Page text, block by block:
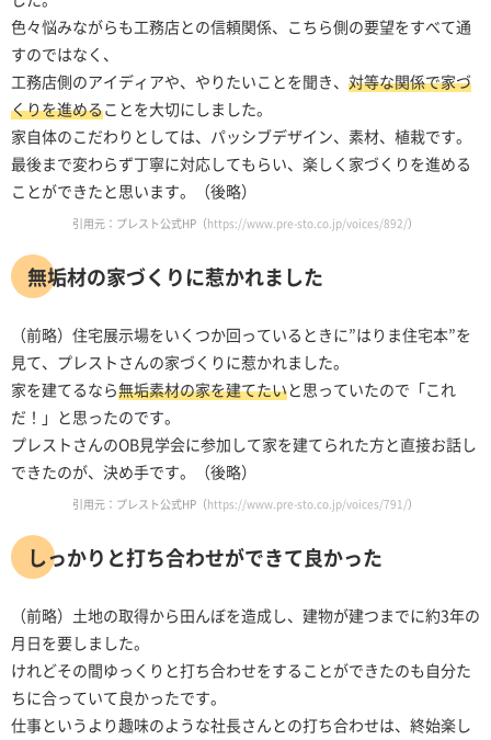
色々悩みながらも工務店との信頼関係、こちら側の要望をすべて通
すのではなく、
工務店側のアイディアや、やりたいことを聞き、 対等な関係で家づ
くりを進めることを大切にしました。
家自体のこだわりとしては、パッシブデザイン、素材、植栽です。
最後まで変わらず丁寧に対応してもらい、楽しく家づくりを進める
ことができたと思います。（後略）
引用元：プレスト公式HP（https://www.pre-sto.co.jp/voices/892/）
無垢材の家づくりに惹かれました
（前略）住宅展示場をいくつか回っているときに”はりま住宅本”を
見て、プレストさんの家づくりに惹かれました。
家を建てるなら無垢素材の家を建てたいと思っていたので「これ
だ！」と思ったのです。
プレストさんのOB見学会に参加して家を建てられた方と直接お話し
できたのが、決め手です。（後略）
引用元：プレスト公式HP（https://www.pre-sto.co.jp/voices/791/）
しっかりと打ち合わせができて良かった
（前略）土地の取得から田んぼを造成し、建物が建つまでに約3年の
月日を要しました。
けれどその間ゆっくりと打ち合わせをすることができたのも自分た
ちに合っていて良かったです。
仕事というより趣味のような社長さんとの打ち合わせは、終始楽し